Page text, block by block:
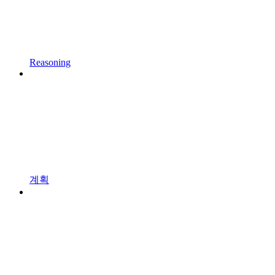
Reasoning
계획